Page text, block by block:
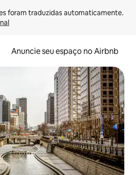
Anuncie seu espaço no Airbnb